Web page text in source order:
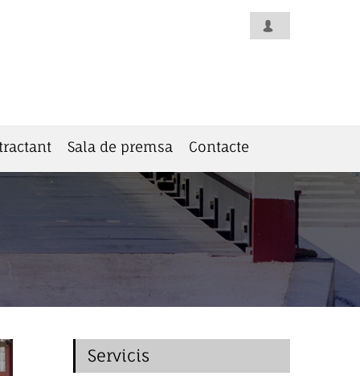
Sala de premsa Contacte
Servicis